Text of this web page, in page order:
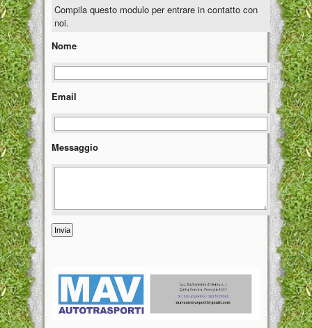
Compila questo modulo per entrare in contatto con
noi.
Nome
Email
Messaggio